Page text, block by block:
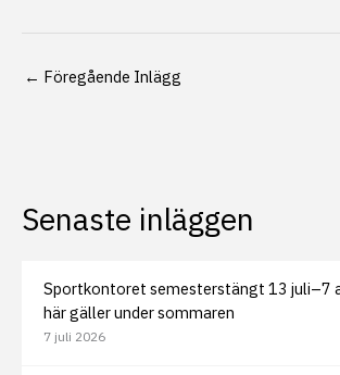
← Föregående Inlägg
Senaste inläggen
Sportkontoret semesterstängt 13 juli–7
här gäller under sommaren
7 juli 2026